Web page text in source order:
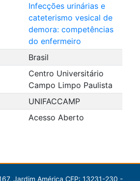
Infecções urinárias e
cateterismo vesical de
demora: competências
do enfermeiro
Brasil
Centro Universitário
Campo Limpo Paulista
UNIFACCAMP
Acesso Aberto
Jardim América CEP: 13231-230 -